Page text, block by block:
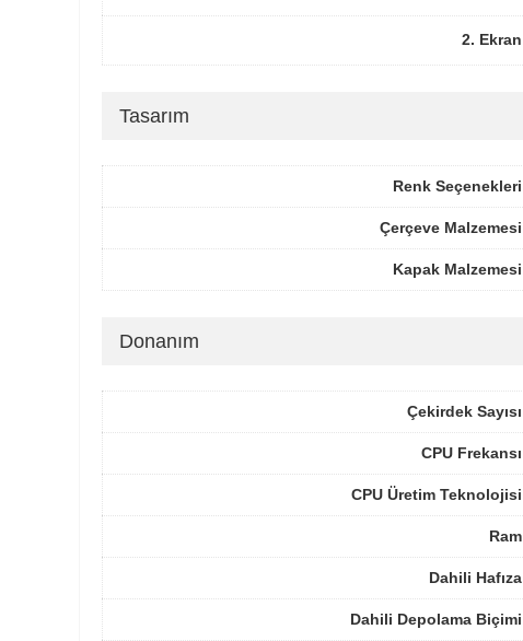
2. Ekran
Tasarım
Renk Seçenekleri
Çerçeve Malzemesi
Kapak Malzemesi
Donanım
Çekirdek Sayısı
CPU Frekansı
CPU Üretim Teknolojisi
Ram
Dahili Hafıza
Dahili Depolama Biçimi